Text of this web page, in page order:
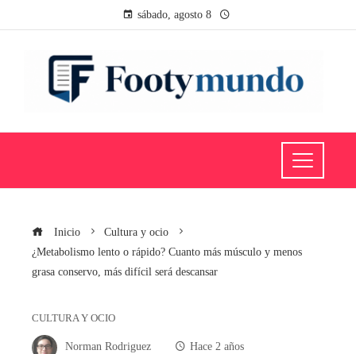
sábado, agosto 8
Inicio
Cultura y ocio
¿Metabolismo lento o rápido? Cuanto más músculo y menos
grasa conservo, más difícil será descansar
CULTURA Y OCIO
Norman Rodriguez Hace 2 años